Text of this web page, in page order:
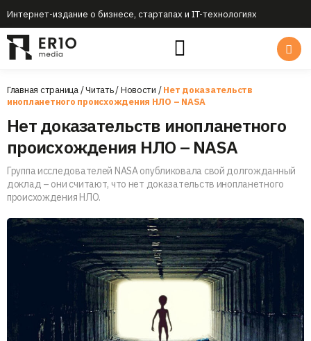
Интернет-издание о бизнесе, стартапах и IT-технологиях
Главная страница/Читать/Новости /Нет доказательств
инопланетного происхождения НЛО – NASA
Нет доказательств инопланетного
происхождения НЛО – NASA
Группа исследователей NASA опубликовала свой долгожданный
доклад – они считают, что нет доказательств инопланетного
происхождения НЛО.